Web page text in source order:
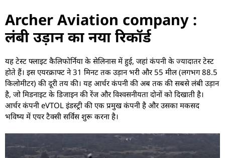
Archer Aviation company :
लंबी उड़ान का नया रिकॉर्ड
यह टेस्ट फ्लाइट कैलिफोर्निया के सेलिनास में हुई, जहां कंपनी के ज्यादातर टेस्ट
होते हैं। इस एयरक्राफ्ट ने 31 मिनट तक उड़ान भरी और 55 मील (लगभग 88.5
किलोमीटर) की दूरी तय की। यह आर्चर कंपनी की अब तक की सबसे लंबी उड़ान
है, जो मिडनाइट के डिजाइन की रेंज और विश्वसनीयता दोनों को दिखाती है।
आर्चर कंपनी eVTOL इंडस्ट्री की एक प्रमुख कंपनी है और उसका मकसद
भविष्य में एयर टैक्सी सर्विस शुरू करना है।